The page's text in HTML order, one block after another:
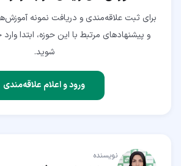
برای ثبت علاقه‌مندی و دریافت نمونه
و پیشنهادهای مرتبط با این حوزه، ابتدا
شوید.
ورود و اعلام علاقه‌مندی
نویسنده